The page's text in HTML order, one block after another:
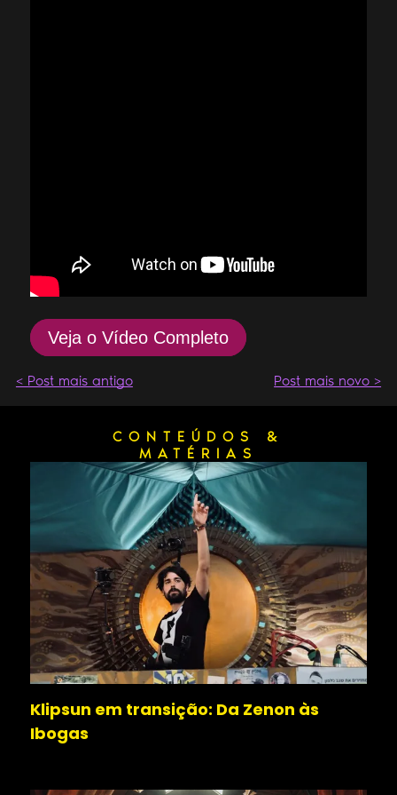
Veja o Vídeo Completo
< Post mais antigo Post mais novo >
CONTEÚDOS &
MATÉRIAS
Klipsun em transição: Da Zenon às
Ibogas